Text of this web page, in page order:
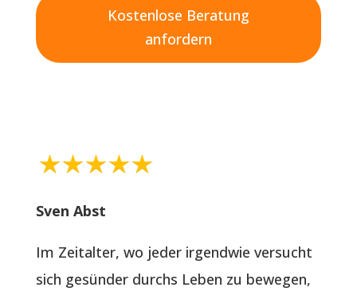
Kostenlose Beratung
anfordern
Sven Abst
Im Zeitalter, wo jeder irgendwie versucht
sich gesünder durchs Leben zu bewegen,